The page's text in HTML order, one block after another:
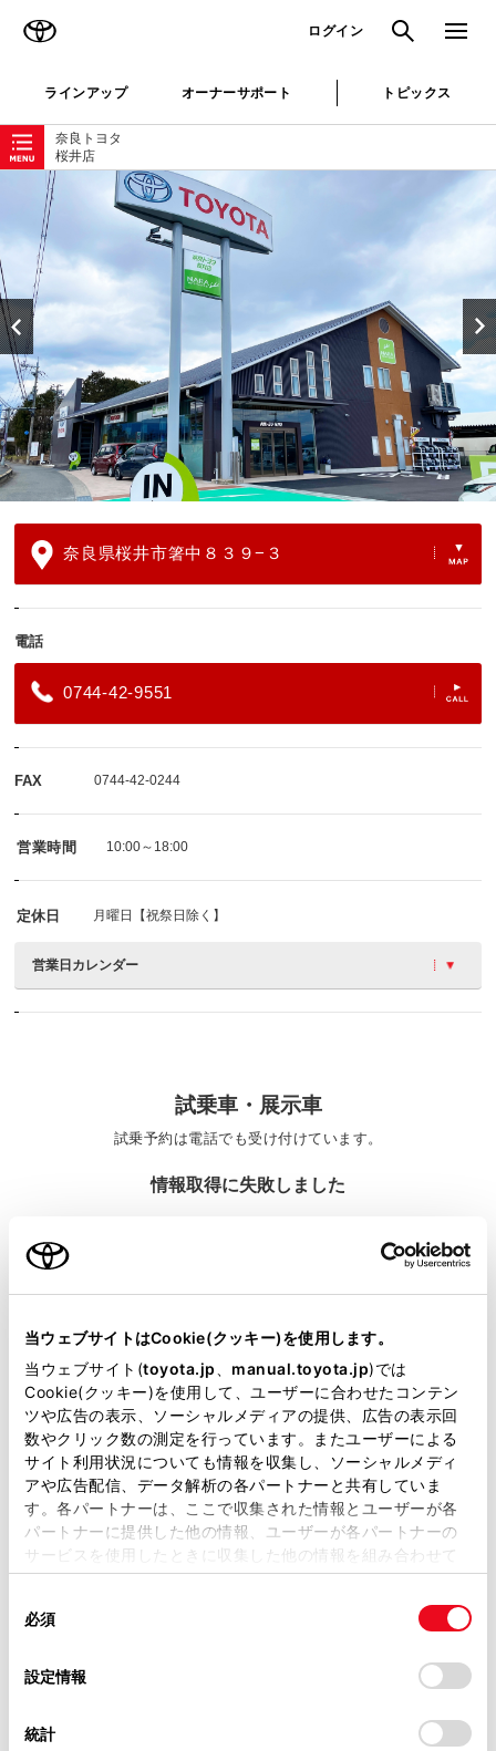
当ウェブサイトはCookie(クッキー)を使用します。
当ウェブサイト(toyota.jp manual.toyota.jp)では
Cookie(クッキー)を使用して、ユーザーに合わせたコンテン
ツや広告の表示、ソーシャルメディアの提供、広告の表示回
数やクリック数の測定を行っています。またユーザーによる
サイト利用状況についても情報を収集し、ソーシャルメディ
アや広告配信、データ解析の各パートナーと共有していま
す。各パートナーは、ここで収集された情報とユーザーが各
パートナーに提供した他の情報、ユーザーが各パートナーの
サービスを使用したときに収集した他の情報を組み合わせて
使用することがあります。当ウェブサイトの使用を続行する
デバイスにすべてのCookie(クッキー)が保存されることに同
意したことになります。Cookie(クッキー)のオプトアウト、
設定の変更、同意を撤回したりするにあたっては、当社の
「Cookie（クッキー）情報の取り扱いについて
」をご覧くだ
必須
設定情報
統計
ログイン 検索 メニュ
ラインアップ オーナーサポート トピックス
奈良トヨタ
桜井店
ローカルナビゲーション
奈良県桜井市箸中８３９−３
電話
0744-42-9551
FAX 0744-42-0244
営業時間 10:00～18:00
定休日 月曜日【祝祭日除く】
営業日カレンダー
試乗車・展示車
試乗予約は電話でも受け付けています。
情報取得に失敗しました
施設情報・サービス
新車 中古車